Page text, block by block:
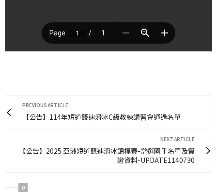
PREVIOUS ARTICLE
【公告】114年短道競速滑冰C級教練講習會通過名單
NEXT ARTICLE
【公告】2025 亞洲短道競速滑冰錦標賽-當選國手名單及簽
證資料-UPDATE1140730
0